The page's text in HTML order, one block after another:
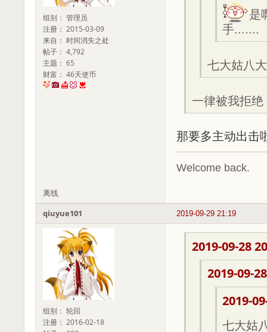
组别： 管理员
注册： 2015-03-09
来自： 时间消失之处
帖子： 4,792
主题： 65
财富： 46天使币
是
手.......
七大姑八
一律被我拒
那要多主动出击
Welcome back.
离线
2019-09-29 21:19
qiuyue101
组别： 轮回
注册： 2016-02-18
2019-09-28
2019-09-
2019-
七大姑